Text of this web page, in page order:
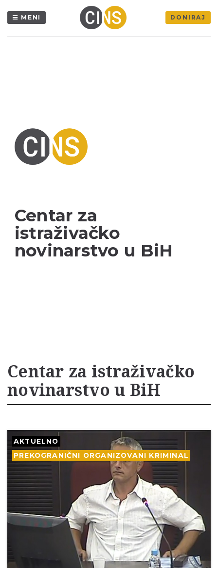
MENI DONIRAJ
Centar za
istraživačko
novinarstvo u BiH
Centar za istraživačko
novinarstvo u BiH
AKTUELNO
PREKOGRANIČNI ORGANIZOVANI KRIMINAL